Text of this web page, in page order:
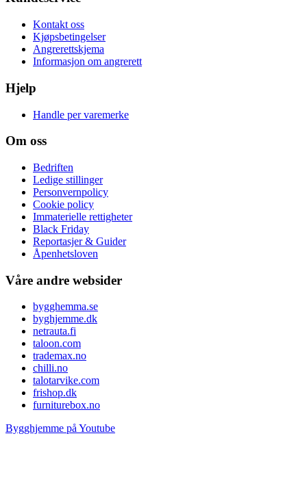
Kontakt oss
Kjøpsbetingelser
Angrerettskjema
Informasjon om angrerett
Hjelp
Handle per varemerke
Om oss
Bedriften
Ledige stillinger
Personvernpolicy
Cookie policy
Immaterielle rettigheter
Black Friday
Reportasjer & Guider
Åpenhetsloven
Våre andre websider
bygghemma.se
byghjemme.dk
netrauta.fi
taloon.com
trademax.no
chilli.no
talotarvike.com
frishop.dk
furniturebox.no
Bygghjemme på Youtube